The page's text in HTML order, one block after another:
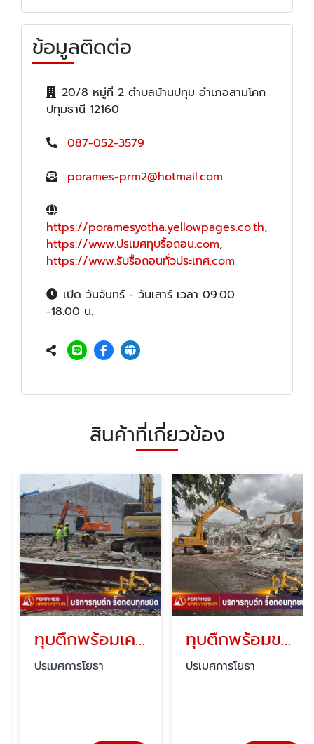
ข้อมูลติดต่อ
20/8 หมู่ที่ 2 ตำบลบ้านปทุม อำเภอสามโคก
ปทุมธานี 12160
087-052-3579
porames-prm2@hotmail.com
https://poramesyotha.yellowpages.co.th,
https://www.ปรเมศทุบรื้อถอน.com,
https://www.รับรื้อถอนทั่วประเทศ.com
เปิด วันจันทร์ - วันเสาร์ เวลา 09:00
-18.00 น.
สินค้าที่เกี่ยวข้อง
ทุบตึกพร้อมเคลียร์พื้นที่ ปทุมธานี
ปรเมศการโยธา
ทุบตึกพร้อมขนย้ายเศษวัสดุ ปทุมธานี
ปรเมศการโยธา